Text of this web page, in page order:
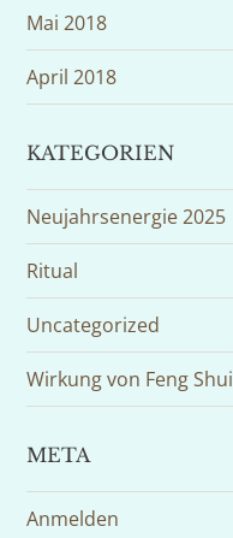
Mai 2018
April 2018
KATEGORIEN
Neujahrsenergie 2025
Ritual
Uncategorized
Wirkung von Feng Shui
META
Anmelden